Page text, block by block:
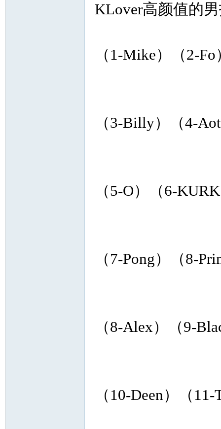
KLover高颜值的
（1-Mike）（2-Fo
（3-Billy）（4-
（5-O）（6-
（7-Pong）（8-
（8-Alex）（9-
（10-Deen）（11-